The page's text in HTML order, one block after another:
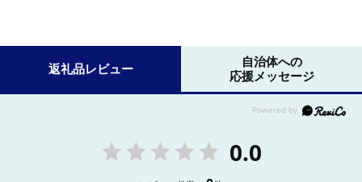
返礼品レビュー
自治体への
応援メッセージ
0.0